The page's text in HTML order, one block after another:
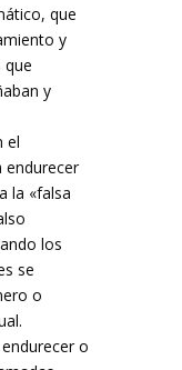
que
y
que
y
el
endurecer
la «falsa
los
se
o
o